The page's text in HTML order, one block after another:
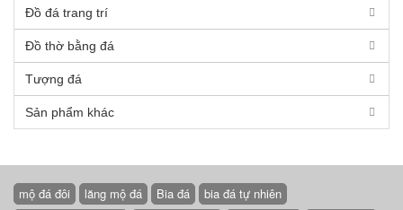
Đồ đá trang trí
Đồ thờ bằng đá
Tượng đá
Sản phẩm khác
mộ đá đôi lăng mộ đá Bia đá
bia đá tự nhiên